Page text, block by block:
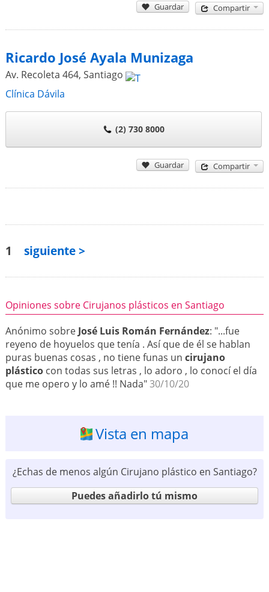
Guardar Compartir
Ricardo José Ayala Munizaga
Av. Recoleta 464, Santiago
Clínica Dávila
(2) 730 8000
Guardar Compartir
1 siguiente >
Opiniones sobre Cirujanos plásticos en Santiago
Anónimo sobreJosé Luis Román Fernández: "...fue
reyeno de hoyuelos que tenía . Así que de él se hablan
puras buenas cosas , no tiene funas un cirujano
plásticocon todas sus letras , lo adoro , lo conocí el día
que me opero y lo amé !! Nada"30/10/20
Vista en mapa
¿Echas de menos algún Cirujano plástico en Santiago?
Puedes añadirlo tú mismo